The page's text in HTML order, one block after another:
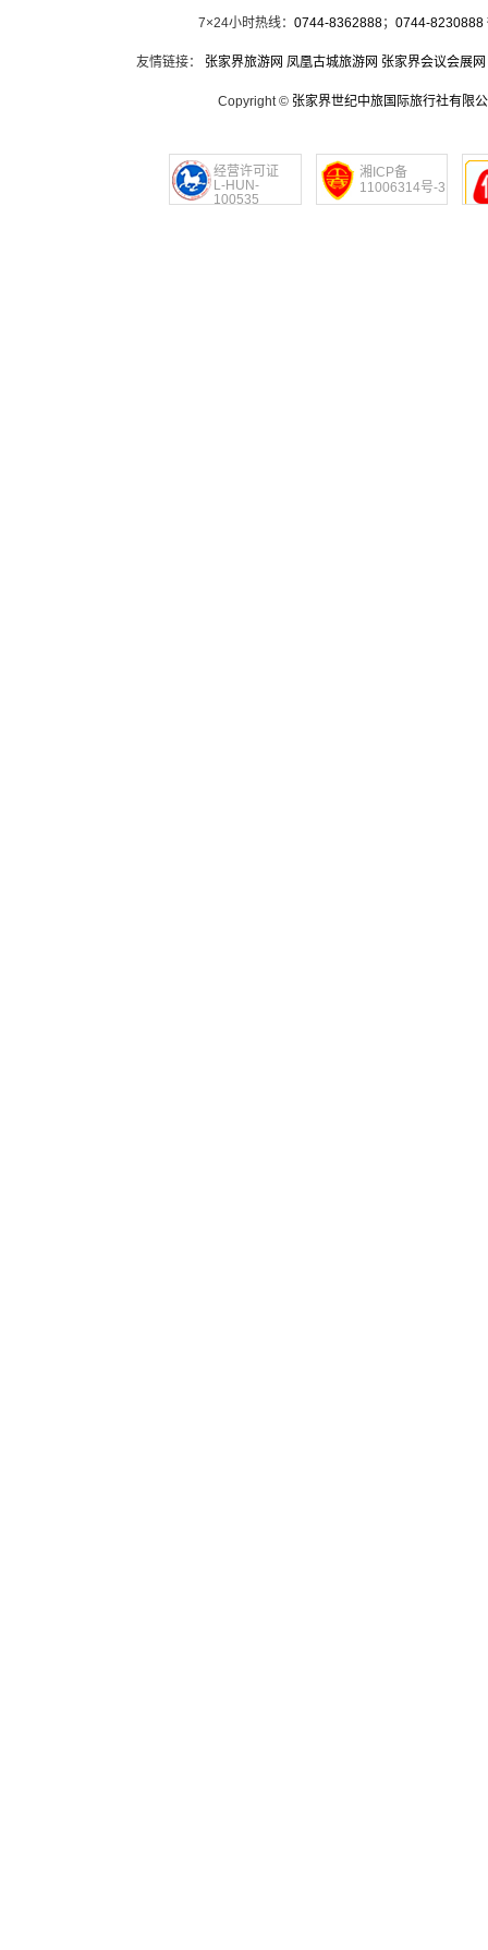
7×24小时热线： 0744-8362888； 0744-8230888
友情链接： 张家界旅游网 凤凰古城旅游网 张家界会议会展网
Copyright © 张家界世纪中旅国际旅行社有限
经营许可证
L-HUN-
100535
湘ICP备
11006314号-3